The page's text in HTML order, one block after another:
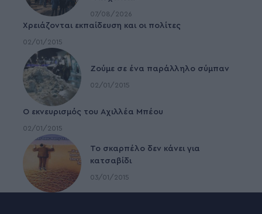
07/08/2026
Χρειάζονται εκπαίδευση και οι πολίτες
02/01/2015
Ζούμε σε ένα παράλληλο σύμπαν
02/01/2015
Ο εκνευρισμός του Αχιλλέα Μπέου
02/01/2015
To σκαρπέλο δεν κάνει για
κατσαβίδι
03/01/2015